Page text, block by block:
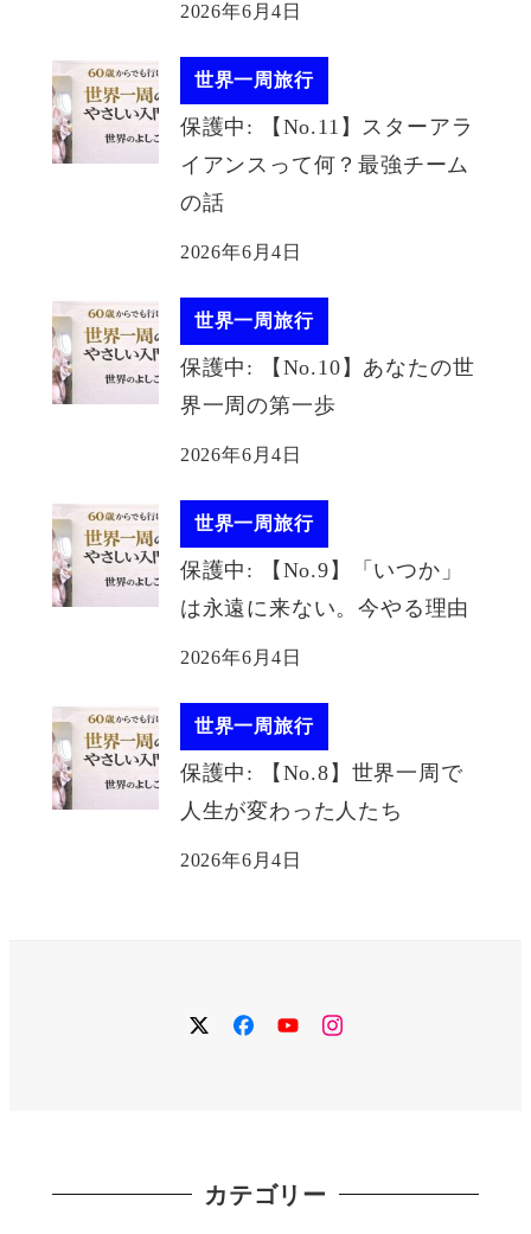
2026年6月4日
世界一周旅行
保護中: 【No.11】スターアラ
イアンスって何？最強チーム
の話
2026年6月4日
世界一周旅行
保護中: 【No.10】あなたの世
界一周の第一歩
2026年6月4日
世界一周旅行
保護中: 【No.9】「いつか」
は永遠に来ない。今やる理由
2026年6月4日
世界一周旅行
保護中: 【No.8】世界一周で
人生が変わった人たち
2026年6月4日
twitterfacebook
YouTubeinstagram
カテゴリー